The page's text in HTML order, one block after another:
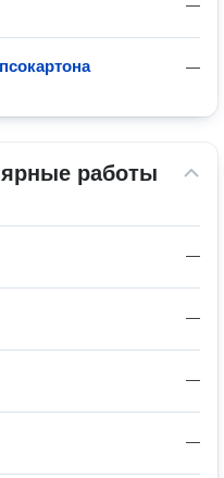
—
—
работы
—
—
—
—